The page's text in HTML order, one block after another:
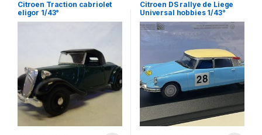
Citroen Traction cabriolet
eligor 1/43°
Citroen DS rallye de Liege
Universal hobbies 1/43°